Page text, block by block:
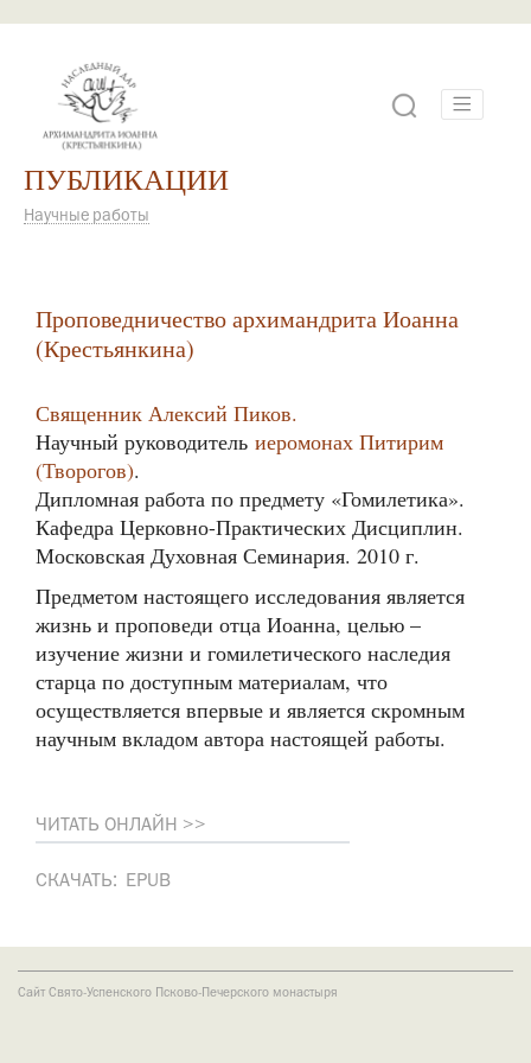
ПУБЛИКАЦИИ
Научные работы
Проповедничество архимандрита Иоанна
(Крестьянкина)
Священник Алексий Пиков.
Научный руководитель иеромонах Питирим
(Творогов).
Дипломная работа по предмету «Гомилетика».
Кафедра Церковно-Практических Дисциплин.
Московская Духовная Семинария. 2010 г.
Предметом настоящего исследования является
жизнь и проповеди отца Иоанна, целью –
изучение жизни и гомилетического наследия
старца по доступным материалам, что
осуществляется впервые и является скромным
научным вкладом автора настоящей работы.
ЧИТАТЬ ОНЛАЙН >>
СКАЧАТЬ: EPUB
Сайт Свято-Успенского Псково-Печерского монастыря